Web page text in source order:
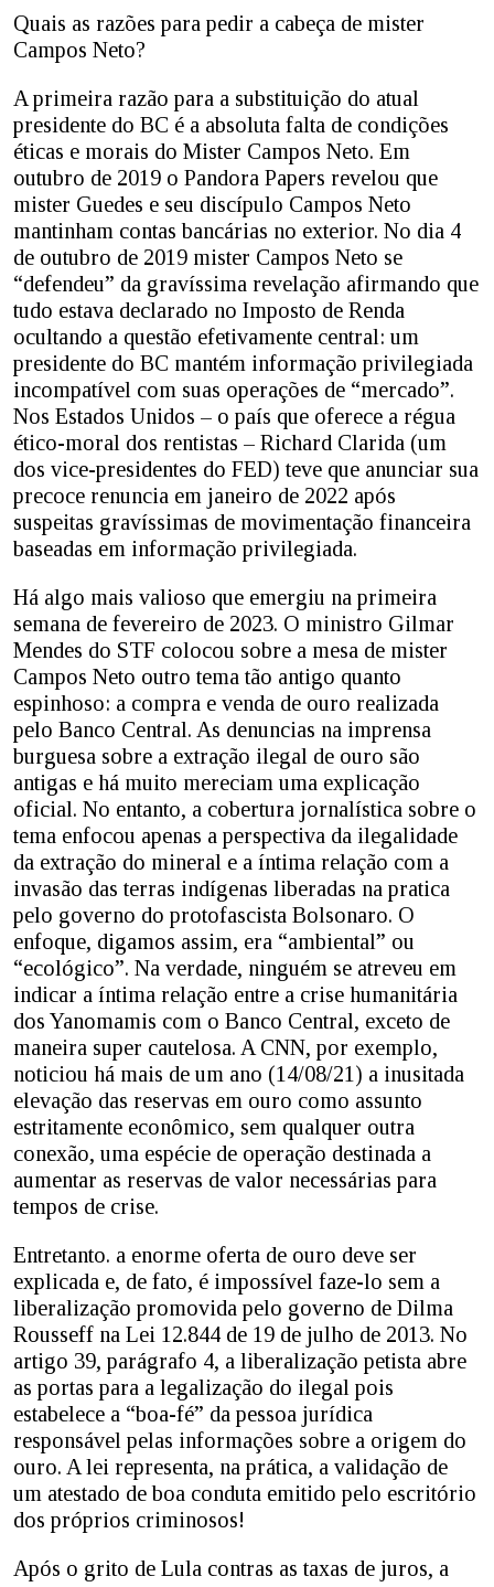
Quais as razões para pedir a cabeça de mister
Campos Neto?
A primeira razão para a substituição do atual
presidente do BC é a absoluta falta de condições
éticas e morais do Mister Campos Neto. Em
outubro de 2019 o Pandora Papers revelou que
mister Guedes e seu discípulo Campos Neto
mantinham contas bancárias no exterior. No dia 4
de outubro de 2019 mister Campos Neto se
“defendeu” da gravíssima revelação afirmando que
tudo estava declarado no Imposto de Renda
ocultando a questão efetivamente central: um
presidente do BC mantém informação privilegiada
incompatível com suas operações de “mercado”.
Nos Estados Unidos – o país que oferece a régua
ético-moral dos rentistas – Richard Clarida (um
dos vice-presidentes do FED) teve que anunciar sua
precoce renuncia em janeiro de 2022 após
suspeitas gravíssimas de movimentação financeira
baseadas em informação privilegiada.
Há algo mais valioso que emergiu na primeira
semana de fevereiro de 2023. O ministro Gilmar
Mendes do STF colocou sobre a mesa de mister
Campos Neto outro tema tão antigo quanto
espinhoso: a compra e venda de ouro realizada
pelo Banco Central. As denuncias na imprensa
burguesa sobre a extração ilegal de ouro são
antigas e há muito mereciam uma explicação
oficial. No entanto, a cobertura jornalística sobre o
tema enfocou apenas a perspectiva da ilegalidade
da extração do mineral e a íntima relação com a
invasão das terras indígenas liberadas na pratica
pelo governo do protofascista Bolsonaro. O
enfoque, digamos assim, era “ambiental” ou
“ecológico”. Na verdade, ninguém se atreveu em
indicar a íntima relação entre a crise humanitária
dos Yanomamis com o Banco Central, exceto de
maneira super cautelosa. A CNN, por exemplo,
noticiou há mais de um ano (14/08/21) a inusitada
elevação das reservas em ouro como assunto
estritamente econômico, sem qualquer outra
conexão, uma espécie de operação destinada a
aumentar as reservas de valor necessárias para
tempos de crise.
Entretanto. a enorme oferta de ouro deve ser
explicada e, de fato, é impossível faze-lo sem a
liberalização promovida pelo governo de Dilma
Rousseff na Lei 12.844 de 19 de julho de 2013. No
artigo 39, parágrafo 4, a liberalização petista abre
as portas para a legalização do ilegal pois
estabelece a “boa-fé” da pessoa jurídica
responsável pelas informações sobre a origem do
ouro. A lei representa, na prática, a validação de
um atestado de boa conduta emitido pelo escritório
dos próprios criminosos!
Após o grito de Lula contras as taxas de juros, a